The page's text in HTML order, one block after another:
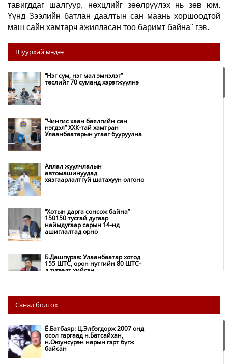
тавигддаг шалгуур, нөхцлийг зөөлрүүлэх нь зөв юм.
Үүнд Зээлийн батлан даалтын сан маань хоршоодтой
маш сайн хамтарч ажилласан тоо баримт байна" гэв.
Шуурхай мэдээ
“Нэг сум, нэг мал эмнэлэг”
төслийг 70 суманд хэрэгжүүлнэ
“Чингис хаан баялгийн сан
нэгдэл” ХХК-тай хамтран
Улаанбаатарын утааг бууруулна
Аялал жуулчлалын
автомашинуудад
хязгаарлалтгүй шатахуун олгоно
“Хотын дарга сонсож байна”
150150 тусгай дугаар
наймдугаар сарын 14-нд
ашиглалтад орно
Б.Дашпүрэв: Улаанбаатар хотод
155 ШТС, орон нутгийн 80 ШТС-
д түгээлт хийсэн
НИТХ: Багануур ХК-ийг түшиглэн
нүүрс-пиролизийн үйлдвэр
байгуулж, ирэх оноос хагас кокс
Амаргүй цаг үеийг ирэх
Санал болгох
Ё.Батбаяр: Ц.Элбэгдорж 2007 онд
осол гаргаад н.Батсайхан,
н.Оюунсүрэн нарын гэрт бүгж
байсан